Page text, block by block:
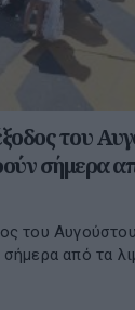
του
σήμερα
του
από τα